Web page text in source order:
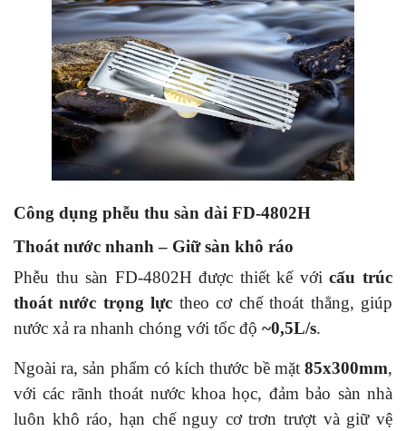
Công dụng phễu thu sàn dài FD-4802H
Thoát nước nhanh – Giữ sàn khô ráo
Phễu thu sàn FD-4802H được thiết kế vớicấu trúc
thoát nước trọng lực theo cơ chế thoát thẳng, giúp
nước xả ra nhanh chóng với tốc độ ~0,5L/s.
Ngoài ra, sản phẩm có kích thước bề mặt 85x300mm,
với các rãnh thoát nước khoa học, đảm bảo sàn nhà
luôn khô ráo, hạn chế nguy cơ trơn trượt và giữ vệ